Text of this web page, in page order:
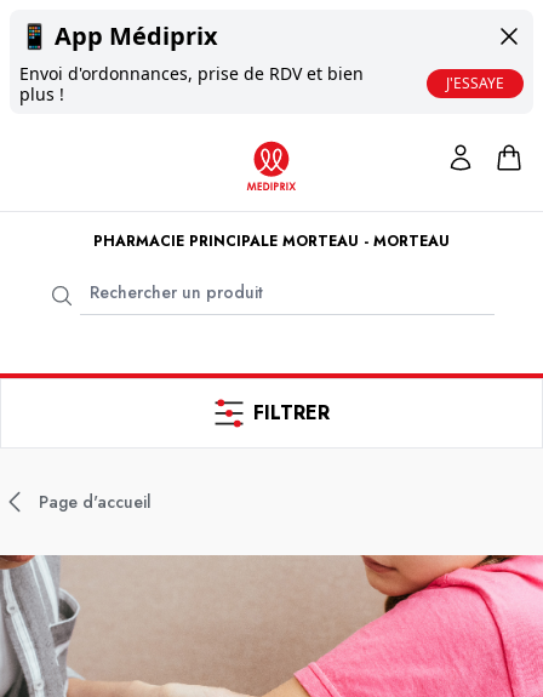
📱 App Médiprix
Envoi d'ordonnances, prise de RDV et bien
plus !
J'ESSAYE
PHARMACIE PRINCIPALE MORTEAU - MORTEAU
FILTRER
Page d'accueil